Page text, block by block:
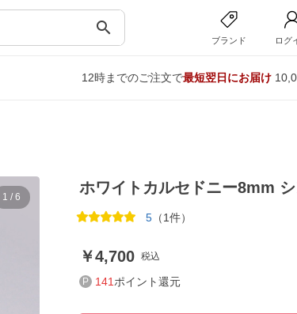
search
ブランド ログ
12時までのご注文で最短翌日にお届け
1 / 6
ホワイトカルセドニー8mm
5（1件）
4,700 税込
141 ポイント還元